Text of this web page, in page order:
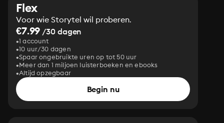
Flex
Voor wie Storytel wil proberen.
€7.99 /30 dagen
1 account
10 uur/30 dagen
Spaar ongebruikte uren op tot 50 uur
Meer dan 1 miljoen luisterboeken en ebooks
Altijd opzegbaar
Begin nu